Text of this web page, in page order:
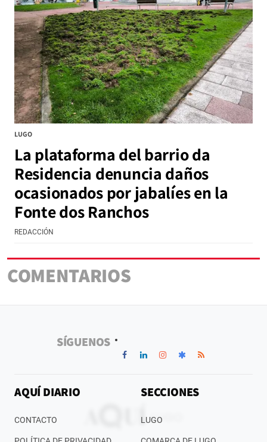
LUGO
La plataforma del barrio da
Residencia denuncia daños
ocasionados por jabalíes en la
Fonte dos Ranchos
REDACCIÓN
COMENTARIOS
SÍGUENOS
AQUÍ DIARIO
CONTACTO
SECCIONES
LUGO